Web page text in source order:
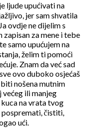
ljude upućivati na
jer sam shvatila
ovdje ne dijelim s
za mene i tebe
samo upućujem na
želim ti pomoći
Znam da već sad
ovo duboko osjećaš
nošena mutnim
ili manjeg
na vrata tvog
pospremati, čistiti,
ući.